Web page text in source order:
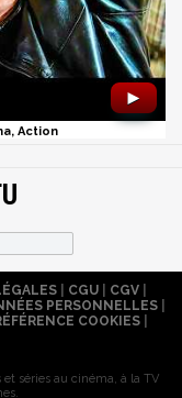
►
Action
| CGU| CGV|
PERSONNELLES
COOKIES
séries au cinéma, à la TV